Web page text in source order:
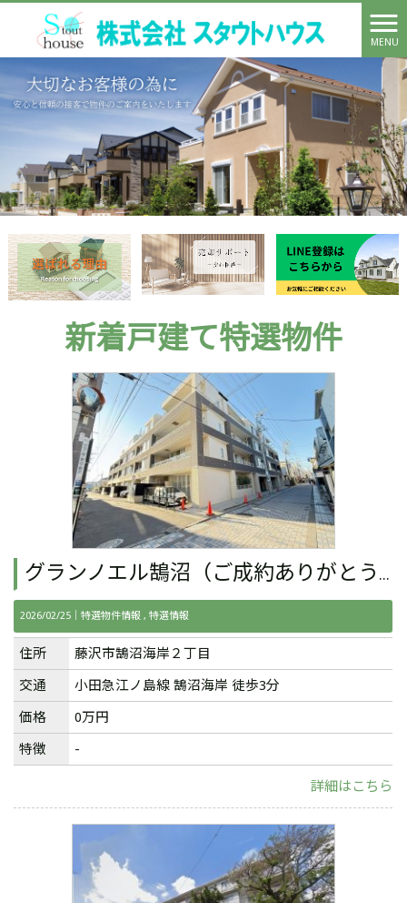
MENU
新着戸建て特選物件
グランノエル鵠沼（ご成約ありがとうございました。）
2026/02/25｜ 特選物件情報 特選情報
住所
藤沢市鵠沼海岸２丁目
交通
小田急江ノ島線 鵠沼海岸 徒歩3分
価格
0万円
特徴
-
詳細はこちら